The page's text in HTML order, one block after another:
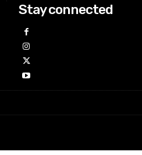
Stay connected